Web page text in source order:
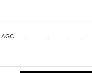
AGC - - - -